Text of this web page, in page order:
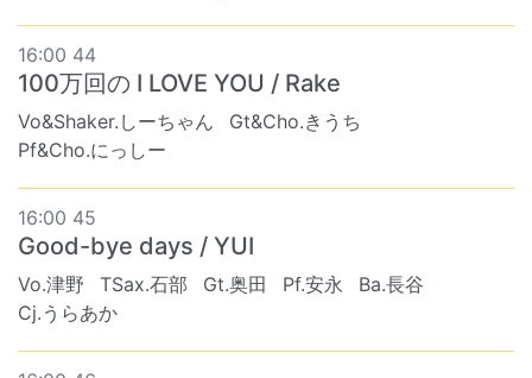
16:00 44
100万回の I LOVE YOU / Rake
Vo&Shaker.しーちゃん
Gt&Cho.きうち
Pf&Cho.にっしー
16:00 45
Good-bye days / YUI
Vo.津野 TSax.石部 Gt.奥田 Pf.安永
Ba.長谷
Cj.うらあか